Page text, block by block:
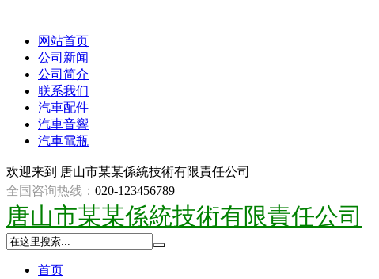
网站首页
公司新闻
公司简介
联系我们
汽車配件
汽車音響
汽車電瓶
欢迎来到 唐山市某某係統技術有限責任公司
全国咨询热线： 020-123456789
唐山市某某係統技術有限責任公司
首页